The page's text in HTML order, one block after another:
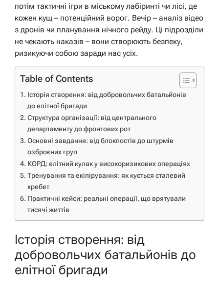
потім тактичні ігри в міському лабіринті чи лісі, де
кожен кущ – потенційний ворог. Вечір – аналіз відео
з дронів чи планування нічного рейду. Ці підрозділи
не чекають наказів – вони створюють безпеку,
ризикуючи собою заради нас усіх.
Table of Contents
Історія створення: від добровольчих батальйонів
до елітної бригади
Структура організації: від центрального
департаменту до фронтових рот
Основні завдання: від блокпостів до штурмів
озброєних груп
КОРД: елітний кулак у високоризикових операціях
Тренування та екіпірування: як кується сталевий
хребет
Практичні кейси: реальні операції, що врятували
тисячі життів
Історія створення: від
добровольчих батальйонів до
елітної бригади